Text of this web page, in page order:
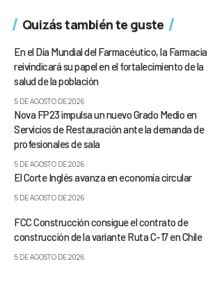
Quizás también te guste
En el Día Mundial del Farmacéutico, la Farmacia
reivindicará su papel en el fortalecimiento de la
salud de la población
5 DE AGOSTO DE 2026
Nova FP23 impulsa un nuevo Grado Medio en
Servicios de Restauración ante la demanda de
profesionales de sala
5 DE AGOSTO DE 2026
El Corte Inglés avanza en economía circular
5 DE AGOSTO DE 2026
FCC Construcción consigue el contrato de
construcción de la variante Ruta C-17 en Chile
5 DE AGOSTO DE 2026